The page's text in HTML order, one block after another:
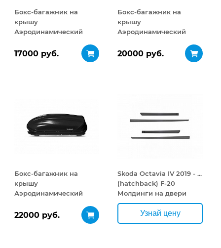
Бокс-багажник на
крышу
Аэродинамический
17000 руб.
Бокс-багажник на
крышу
Аэродинамический
20000 руб.
Бокс-багажник на
крышу
Аэродинамический
ДВУСТОРОННЕЕ
22000 руб.
Skoda Octavia IV 2019 - ...
(hatchback) F-20
Молдинги на двери
Узнай цену